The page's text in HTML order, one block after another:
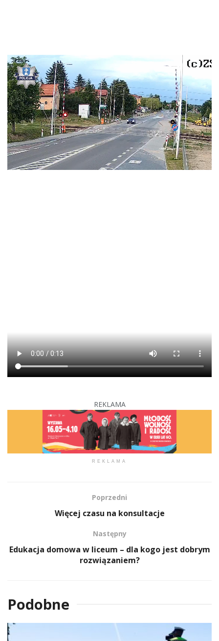
REKLAMA
REKLAMA
Poprzedni
Więcej czasu na konsultacje
Następny
Edukacja domowa w liceum – dla kogo jest dobrym
rozwiązaniem?
Podobne